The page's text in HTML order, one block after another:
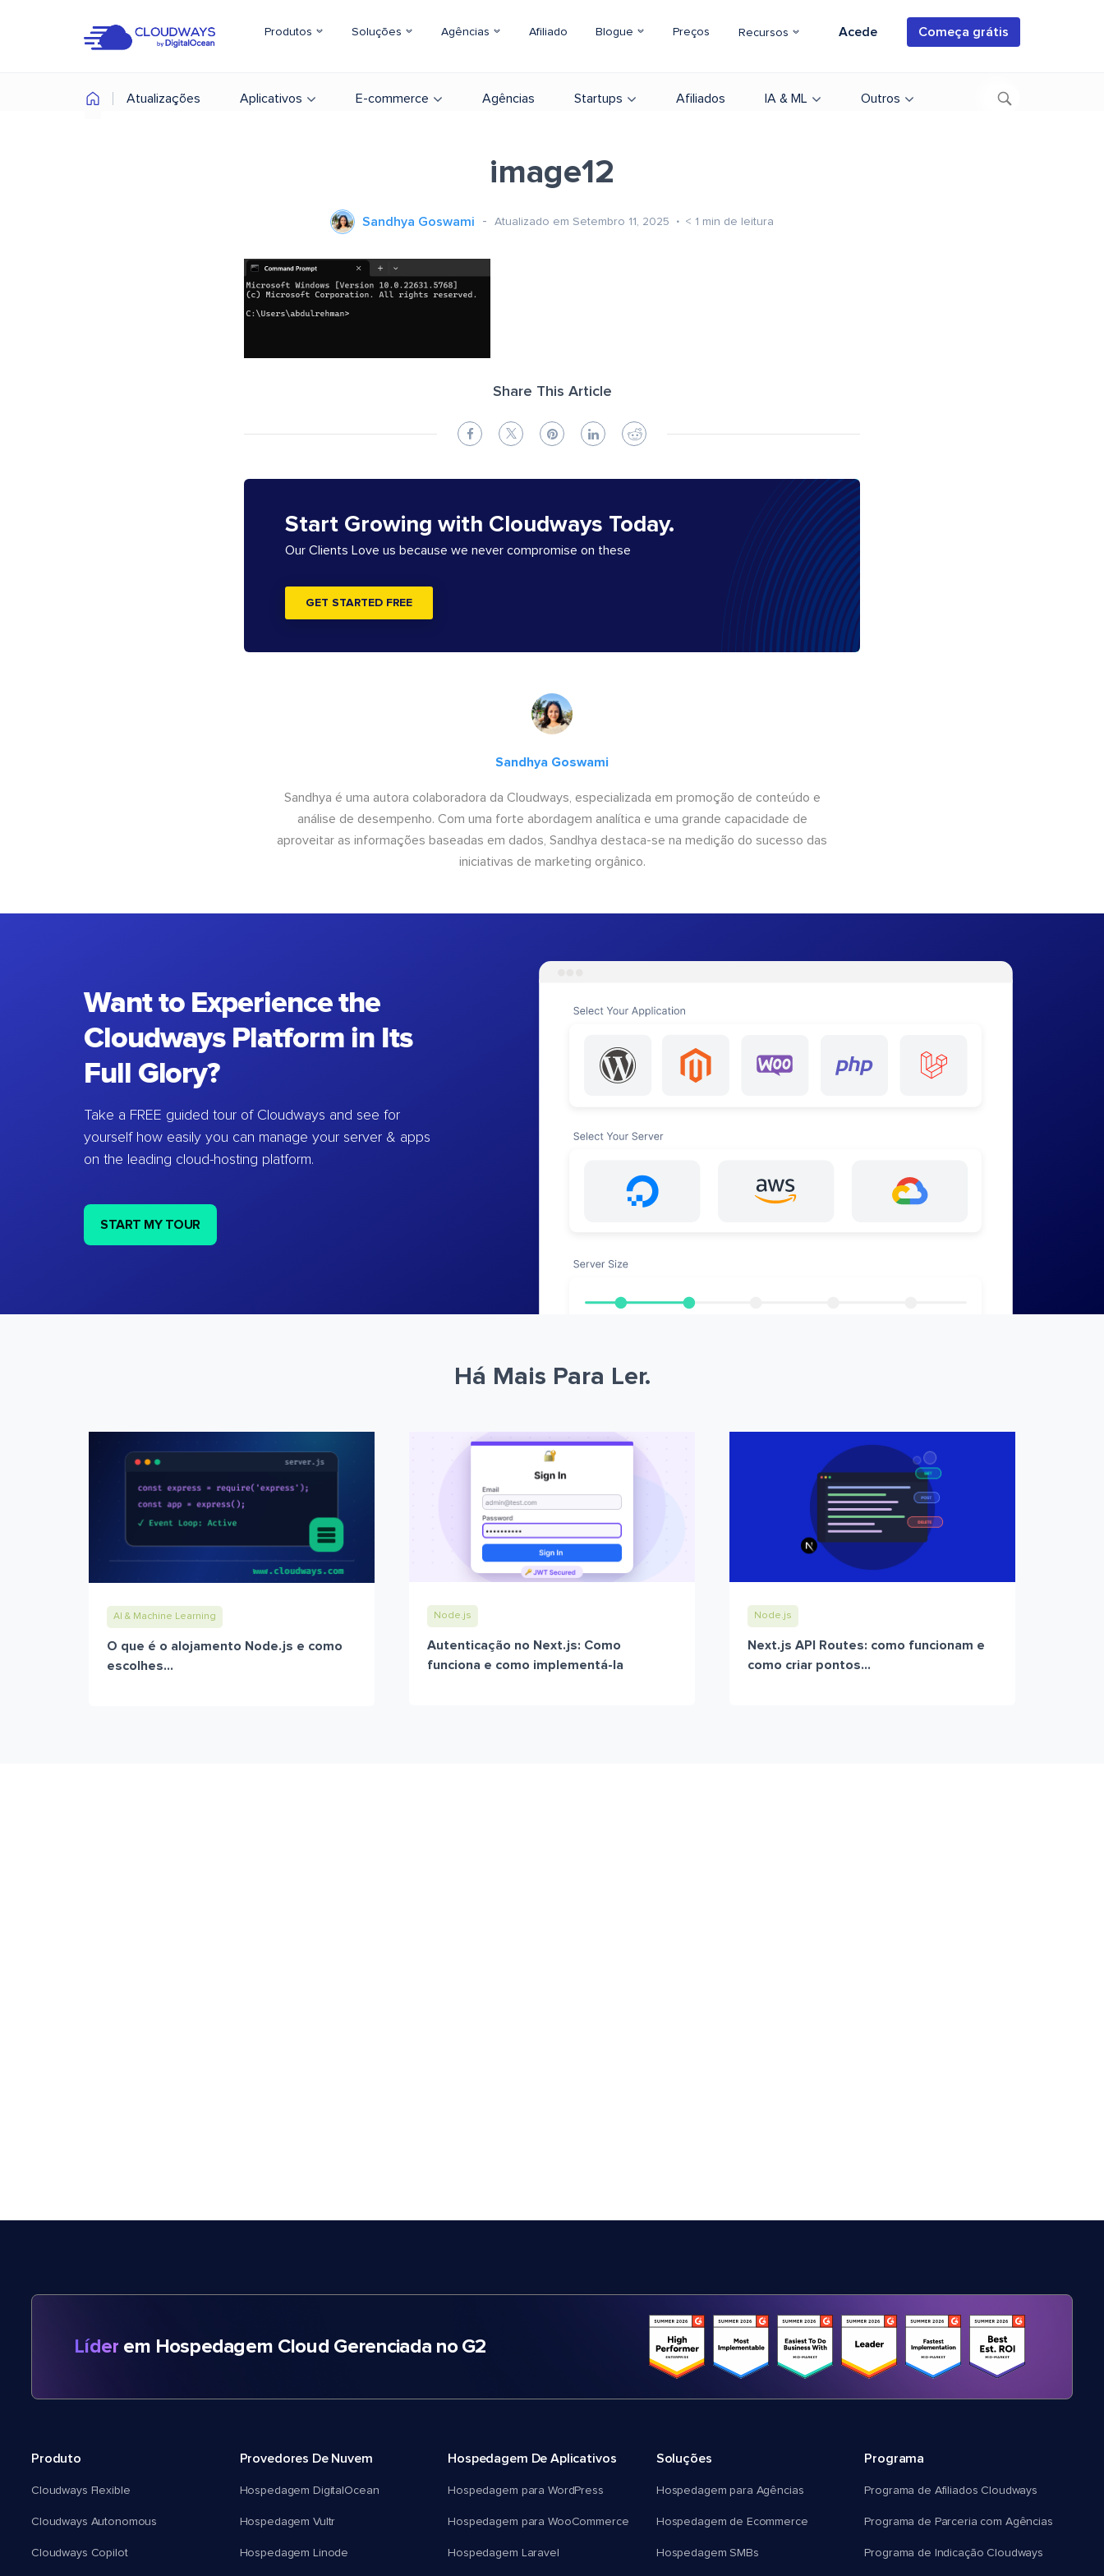
Produtos Soluções Agências Afiliado Blogue Preços Recursos Acede Começa grátis
Atualizações Aplicativos E-commerce Agências Startups Afiliados IA & ML Outros
image12
Sandhya Goswami Atualizado em Setembro 11, 2025 < 1 min de leitura
Share This Article
Start Growing with Cloudways Today.
Our Clients Love us because we never compromise on these
GET STARTED FREE
Sandhya Goswami
Sandhya é uma autora colaboradora da Cloudways, especializada em promoção de conteúdo e
análise de desempenho. Com uma forte abordagem analítica e uma grande capacidade de
aproveitar as informações baseadas em dados, Sandhya destaca-se na medição do sucesso das
iniciativas de marketing orgânico.
Want to Experience the
Cloudways Platform in Its
Full Glory?
Take a FREE guided tour of Cloudways and see for
yourself how easily you can manage your server & apps
on the leading cloud-hosting platform.
START MY TOUR
Há Mais Para Ler.
AI & Machine Learning
O que é o alojamento Node.js e como
escolhes...
Node.js
Autenticação no Next.js: Como
funciona e como implementá-la
Node.js
Next.js API Routes: como funcionam e
como criar pontos...
Líder em Hospedagem Cloud Gerenciada no G2
Produto
Cloudways Flexible
Cloudways Autonomous
Cloudways Copilot
Provedores De Nuvem
Hospedagem DigitalOcean
Hospedagem Vultr
Hospedagem Linode
Hospedagem De Aplicativos
Hospedagem para WordPress
Hospedagem para WooCommerce
Hospedagem Laravel
Soluções
Hospedagem para Agências
Hospedagem de Ecommerce
Hospedagem SMBs
Programa
Programa de Afiliados Cloudways
Programa de Parceria com Agências
Programa de Indicação Cloudways